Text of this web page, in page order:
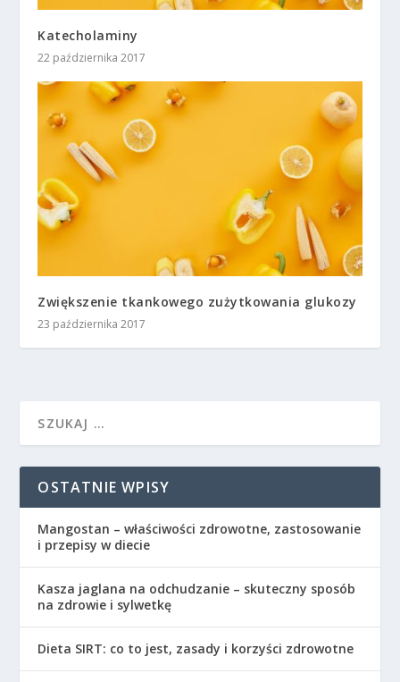
Katecholaminy
22 października 2017
Zwiększenie tkankowego zużytkowania glukozy
23 października 2017
OSTATNIE WPISY
Mangostan – właściwości zdrowotne, zastosowanie
i przepisy w diecie
Kasza jaglana na odchudzanie – skuteczny sposób
na zdrowie i sylwetkę
Dieta SIRT: co to jest, zasady i korzyści zdrowotne